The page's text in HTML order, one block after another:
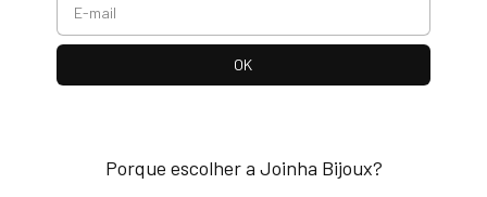
Porque escolher a Joinha Bijoux?